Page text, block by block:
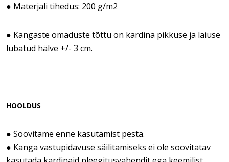
● Materjali tihedus: 200 g/m2
● Kangaste omaduste tõttu on kardina pikkuse ja laiuse
lubatud hälve +/- 3 cm.
HOOLDUS
● Soovitame enne kasutamist pesta.
● Kanga vastupidavuse säilitamiseks ei ole soovitatav